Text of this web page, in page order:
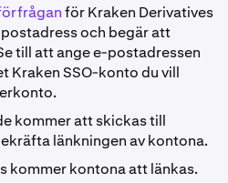
för Kraken Derivatives
och begär att
till att ange e-postadressen
Kraken SSO-konto du vill
kommer att skickas till
länkningen av kontona.
kommer kontona att länkas.